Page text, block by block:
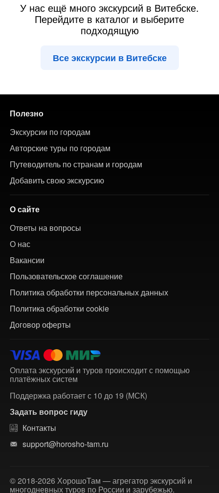
У нас ещё много экскурсий в Витебске.
Перейдите в каталог и выберите
подходящую
Все экскурсии в Витебске
Полезно
Экскурсии по городам
Авторские туры по городам
Путеводитель по странам и городам
Добавить свою экскурсию
О сайте
Ответы на вопросы
О нас
Вакансии
Пользовательское соглашение
Политика обработки персональных данных
Политика обработки cookie
Договор оферты
Оплата экскурсий и туров происходит с помощью
платёжных систем
Поддержка работает с 10 до 19 (МСК)
Задать вопрос гиду
Контакты
support@horosho-tam.ru
© 2018-2026 ХорошоТам — агрегатор экскурсий и
многодневных туров по России и зарубежью.